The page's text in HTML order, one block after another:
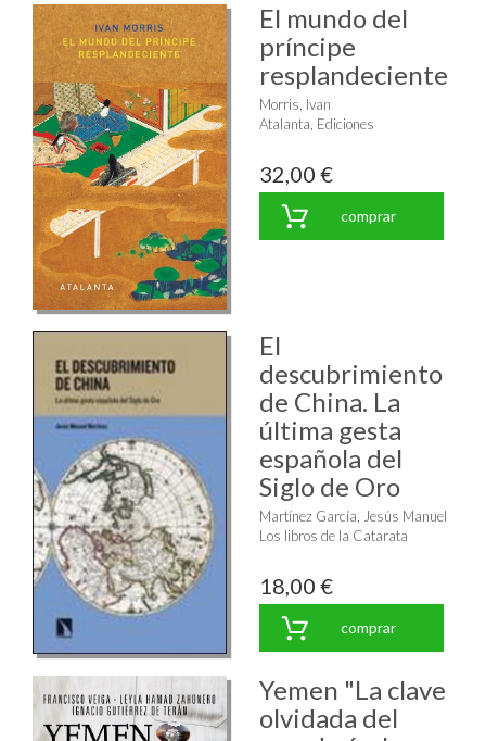
El mundo del
príncipe
resplandeciente
Morris, Ivan
Atalanta, Ediciones
32,00 €
comprar
El
descubrimiento
de China. La
última gesta
española del
Siglo de Oro
Martínez García, Jesús Manuel
Los libros de la Catarata
18,00 €
comprar
Yemen "La clave
olvidada del